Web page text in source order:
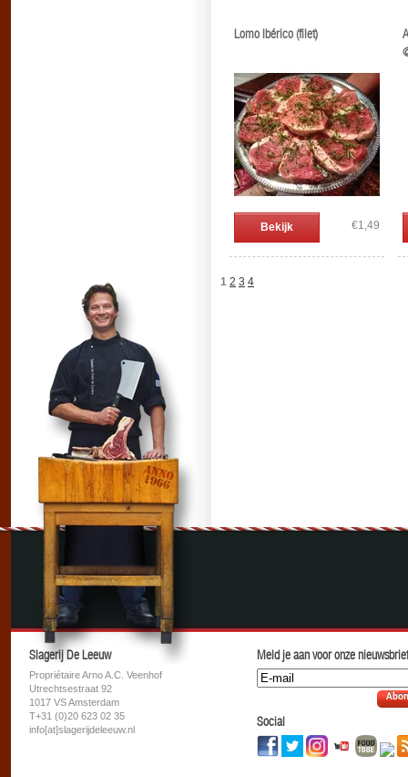
Lomo Ibérico (filet)
Bekijk €1,49
1 2 3 4
Slagerij De Leeuw
Propriétaire Arno A.C. Veenhof
Utrechtsestraat 92
1017 VS Amsterdam
T+31 (0)20 623 02 35
info[at]slagerijdeleeuw.nl
Meld je aan voor onze
Social